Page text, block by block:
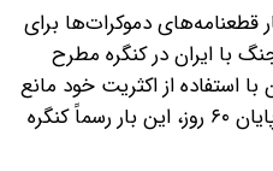
دموکرات‌ها برای
با ایران در کنگره مطرح
استفاده از اکثریت خود مانع
تصویب آن شده‌اند. اما پس از پایان ۶۰ روز، این بار رسماً کنگره